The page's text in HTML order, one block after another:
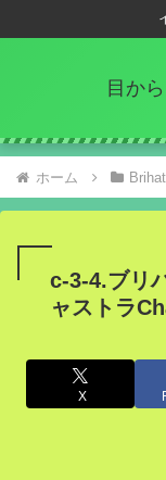
目か
ホーム
c-3-4.ブリ
ャストラ
X